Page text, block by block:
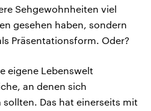
Sehgewohnheiten viel
gesehen haben, sondern
Präsentationsform. Oder?
eigene Lebenswelt
an denen sich
Das hat einerseits mit